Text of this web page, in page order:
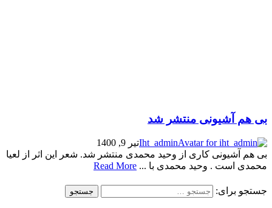
بی هم آشیونی منتشر شد
Iht_adminتیر 9, 1400
بی هم آشیونی کاری از وحید محمدی منتشر شد. شعر این اثر از لعیا
محمدی است . وحید محمدی با ... Read More
جستجو برای: